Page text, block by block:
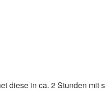
diese in ca. 2 Stunden